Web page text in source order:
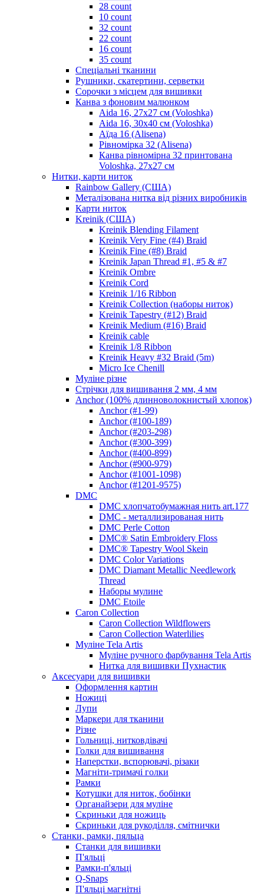
28 count
10 count
32 count
22 count
16 count
35 count
Спеціальні тканини
Рушники, скатертини, серветки
Сорочки з місцем для вишивки
Канва з фоновим малюнком
Aida 16, 27х27 см (Voloshka)
Aida 16, 30х40 см (Voloshka)
Аїда 16 (Alisena)
Рівномірка 32 (Alisena)
Канва рівномірна 32 принтована
Voloshka, 27х27 см
Нитки, карти ниток
Rainbow Gallery (США)
Металізована нитка від різних виробників
Карти ниток
Kreinik (США)
Kreinik Blending Filament
Kreinik Very Fine (#4) Braid
Kreinik Fine (#8) Braid
Kreinik Japan Thread #1, #5 & #7
Kreinik Ombre
Kreinik Cord
Kreinik 1/16 Ribbon
Kreinik Collection (наборы ниток)
Kreinik Tapestry (#12) Braid
Kreinik Medium (#16) Braid
Kreinik cable
Kreinik 1/8 Ribbon
Kreinik Heavy #32 Braid (5m)
Micro Ice Chenill
Муліне різне
Стрічки для вишивання 2 мм, 4 мм
Anchor (100% длинноволокнистый хлопок)
Anchor (#1-99)
Anchor (#100-189)
Anchor (#203-298)
Anchor (#300-399)
Anchor (#400-899)
Anchor (#900-979)
Anchor (#1001-1098)
Anchor (#1201-9575)
DMC
DMC хлопчатобумажная нить art.177
DMC - металлизированая нить
DMC Perle Cotton
DMC® Satin Embroidery Floss
DMC® Tapestry Wool Skein
DMC Color Variations
DMC Diamant Metallic Needlework
Thread
Наборы мулине
DMC Etoile
Caron Collection
Caron Collection Wildflowers
Caron Collection Waterlilies
Муліне Tela Artis
Муліне ручного фарбування Tela Artis
Нитка для вишивки Пухнастик
Аксесуари для вишивки
Оформлення картин
Ножиці
Лупи
Маркери для тканини
Різне
Гольниці, нитковдівачі
Голки для вишивання
Наперстки, вспорювачі, різаки
Магніти-тримачі голки
Рамки
Котушки для ниток, бобінки
Органайзери для муліне
Скриньки для ножиць
Скриньки для рукоділля, смітнички
Станки, рамки, пяльца
Станки для вишивки
П'яльці
Рамки-п'яльці
Q-Snaps
П'яльці магнітні